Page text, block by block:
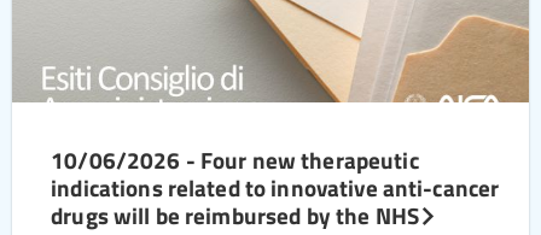
10/06/2026 - Four new therapeutic
indications related to innovative anti-cancer
drugs will be reimbursed by the NHS